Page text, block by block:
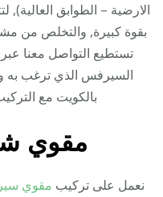
الارضية – الطوابق
بقوة كبيرة, والتخلص من
السيرفس الذي ترغب به
بالكويت مع
مقوي
نعمل على تركيب مقوي